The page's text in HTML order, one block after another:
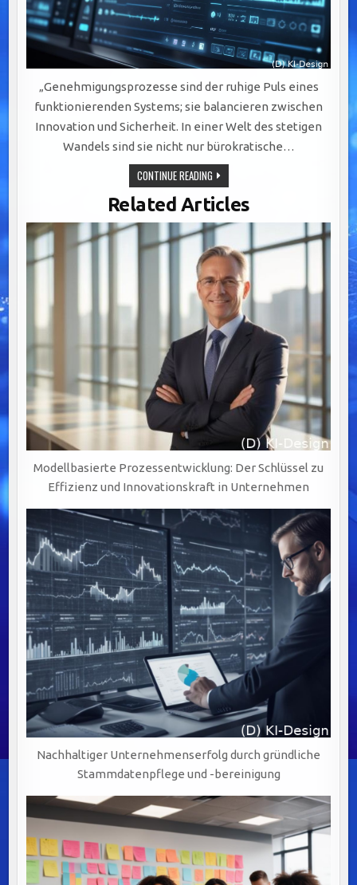
„Genehmigungsprozesse sind der ruhige Puls eines
funktionierenden Systems; sie balancieren zwischen
Innovation und Sicherheit. In einer Welt des stetigen
Wandels sind sie nicht nur bürokratische…
CONTINUE READINGOPTIMIERUNG
VON
GENEHMIGUNGSPROZESSEN:
BALANCE
ZWISCHEN
INNOVATION
UND
ÖFFENTLICHER
SICHERHEIT.
Related Articles
Modellbasierte Prozessentwicklung: Der Schlüssel zu
Effizienz und Innovationskraft in Unternehmen
Nachhaltiger Unternehmenserfolg durch gründliche
Stammdatenpflege und -bereinigung